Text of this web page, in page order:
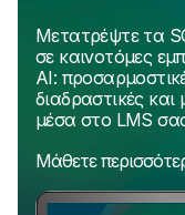
Μετατρέψτε τα
σε καινοτόμες
AI:
διαδραστικές και
μέσα στο LMS
Μάθετε